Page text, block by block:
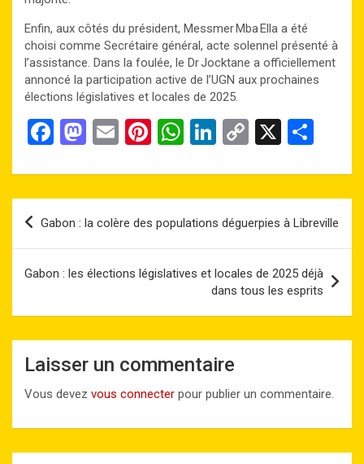
Enfin, aux côtés du président, Messmer Mba Ella a été
choisi comme Secrétaire général, acte solennel présenté à
l’assistance. Dans la foulée, le Dr Jocktane a officiellement
annoncé la participation active de l’UGN aux prochaines
élections législatives et locales de 2025.
F
ce
b
o
k
M
st
d
o
n
E
ail
Pi
er
t
W
at
s
A
p
Li
ke
dI
n
C
py
Li
n
k
X
ta
g
er
Navigation
Gabon : la colère des populations déguerpies à Libreville
Gabon : les élections législatives et locales de 2025 déjà
dans tous les esprits
Laisser un commentaire
Vous devez vous connecter pour publier un commentaire.